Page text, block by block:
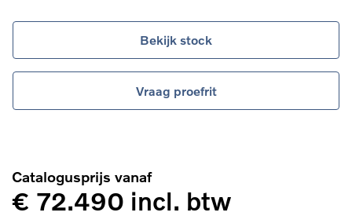
Bekijk stock
Vraag proefrit
Catalogusprijs vanaf
€ 72.490 incl. btw